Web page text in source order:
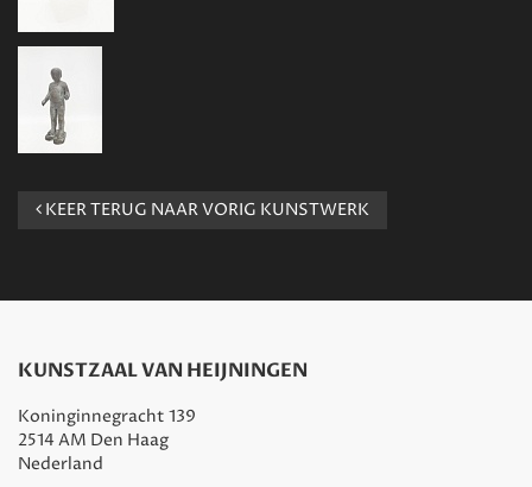
KEER TERUG NAAR VORIG KUNSTWERK
KUNSTZAAL VAN HEIJNINGEN
Koninginnegracht 139
2514 AM Den Haag
Nederland